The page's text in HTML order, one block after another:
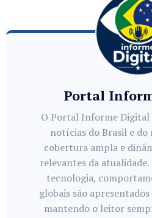
Portal
O Portal Informe Digital
notícias do Brasil e do
cobertura ampla e
relevantes da
tecnologia,
globais são
mantendo o leitor